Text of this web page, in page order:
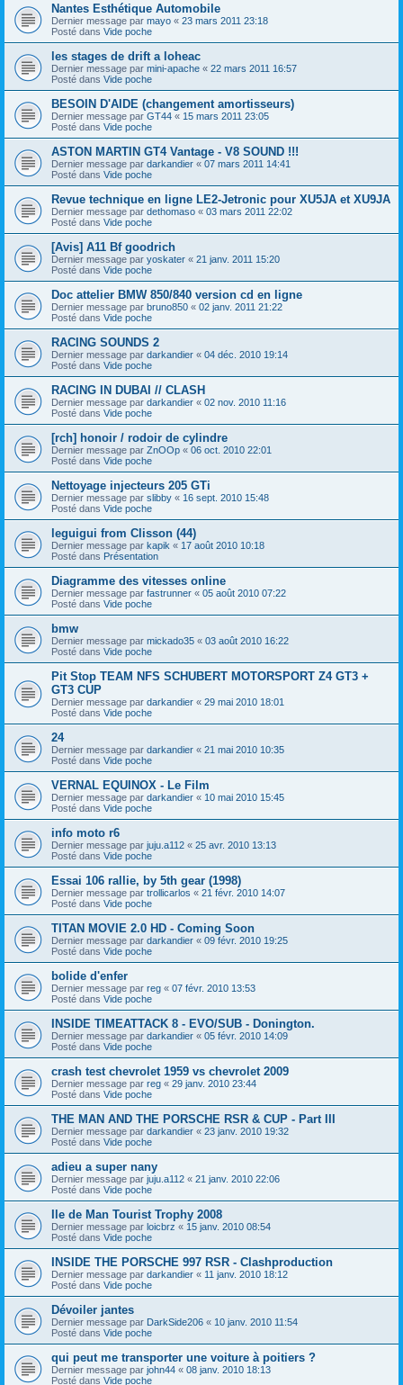
Nantes Esthétique Automobile
Dernier message par mayo « 23 mars 2011 23:18
Posté dans Vide poche
les stages de drift a loheac
Dernier message par mini-apache « 22 mars 2011 16:57
Posté dans Vide poche
BESOIN D'AIDE (changement amortisseurs)
Dernier message par GT44 « 15 mars 2011 23:05
Posté dans Vide poche
ASTON MARTIN GT4 Vantage - V8 SOUND !!!
Dernier message par darkandier « 07 mars 2011 14:41
Posté dans Vide poche
Revue technique en ligne LE2-Jetronic pour XU5JA et XU9JA
Dernier message par dethomaso « 03 mars 2011 22:02
Posté dans Vide poche
[Avis] A11 Bf goodrich
Dernier message par yoskater « 21 janv. 2011 15:20
Posté dans Vide poche
Doc attelier BMW 850/840 version cd en ligne
Dernier message par bruno850 « 02 janv. 2011 21:22
Posté dans Vide poche
RACING SOUNDS 2
Dernier message par darkandier « 04 déc. 2010 19:14
Posté dans Vide poche
RACING IN DUBAI // CLASH
Dernier message par darkandier « 02 nov. 2010 11:16
Posté dans Vide poche
[rch] honoir / rodoir de cylindre
Dernier message par ZnOOp « 06 oct. 2010 22:01
Posté dans Vide poche
Nettoyage injecteurs 205 GTi
Dernier message par slibby « 16 sept. 2010 15:48
Posté dans Vide poche
leguigui from Clisson (44)
Dernier message par kapik « 17 août 2010 10:18
Posté dans Présentation
Diagramme des vitesses online
Dernier message par fastrunner « 05 août 2010 07:22
Posté dans Vide poche
bmw
Dernier message par mickado35 « 03 août 2010 16:22
Posté dans Vide poche
Pit Stop TEAM NFS SCHUBERT MOTORSPORT Z4 GT3 +
GT3 CUP
Dernier message par darkandier « 29 mai 2010 18:01
Posté dans Vide poche
24
Dernier message par darkandier « 21 mai 2010 10:35
Posté dans Vide poche
VERNAL EQUINOX - Le Film
Dernier message par darkandier « 10 mai 2010 15:45
Posté dans Vide poche
info moto r6
Dernier message par juju.a112 « 25 avr. 2010 13:13
Posté dans Vide poche
Essai 106 rallie, by 5th gear (1998)
Dernier message par trollicarlos « 21 févr. 2010 14:07
Posté dans Vide poche
TITAN MOVIE 2.0 HD - Coming Soon
Dernier message par darkandier « 09 févr. 2010 19:25
Posté dans Vide poche
bolide d'enfer
Dernier message par reg « 07 févr. 2010 13:53
Posté dans Vide poche
INSIDE TIMEATTACK 8 - EVO/SUB - Donington.
Dernier message par darkandier « 05 févr. 2010 14:09
Posté dans Vide poche
crash test chevrolet 1959 vs chevrolet 2009
Dernier message par reg « 29 janv. 2010 23:44
Posté dans Vide poche
THE MAN AND THE PORSCHE RSR & CUP - Part III
Dernier message par darkandier « 23 janv. 2010 19:32
Posté dans Vide poche
adieu a super nany
Dernier message par juju.a112 « 21 janv. 2010 22:06
Posté dans Vide poche
Ile de Man Tourist Trophy 2008
Dernier message par loicbrz « 15 janv. 2010 08:54
Posté dans Vide poche
INSIDE THE PORSCHE 997 RSR - Clashproduction
Dernier message par darkandier « 11 janv. 2010 18:12
Posté dans Vide poche
Dévoiler jantes
Dernier message par DarkSide206 « 10 janv. 2010 11:54
Posté dans Vide poche
qui peut me transporter une voiture à poitiers ?
Dernier message par john44 « 08 janv. 2010 18:13
Posté dans Vide poche